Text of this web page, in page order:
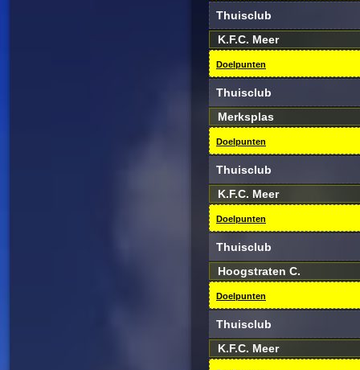
Thuisclub
K.F.C. Meer
Doelpunten
Thuisclub
Merksplas
Doelpunten
Thuisclub
K.F.C. Meer
Doelpunten
Thuisclub
Hoogstraten C.
Doelpunten
Thuisclub
K.F.C. Meer